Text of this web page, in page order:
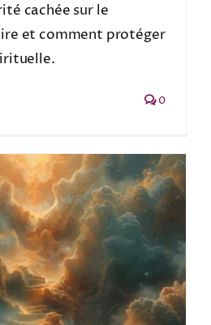
cachée sur le
et comment protéger
0